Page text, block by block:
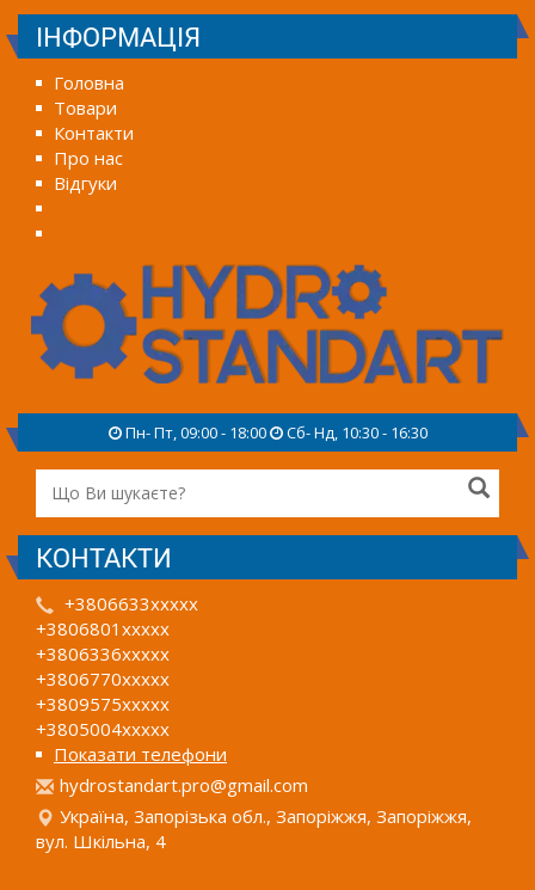
ІНФОРМАЦІЯ
Головна
Товари
Контакти
Про нас
Відгуки
Пн- Пт, 09:00 - 18:00 Сб- Нд, 10:30 - 16:30
КОНТАКТИ
+3806633xxxxx
+3806801xxxxx
+3806336xxxxx
+3806770xxxxx
+3809575xxxxx
+3805004xxxxx
Показати телефони
hydrostandart.pro@gmail.com
Україна, Запорізька обл., Запоріжжя, Запоріжжя,
вул. Шкільна, 4